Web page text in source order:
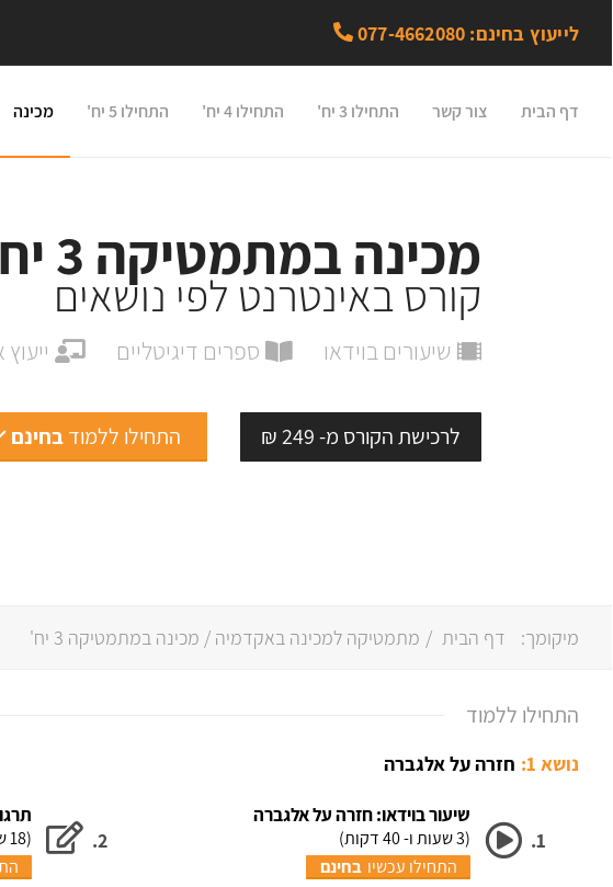
לייעוץ בחינם: 077-4662080
דף הבית צור קשר התחילו 3 יח' התחילו 4 יח' התחילו 5 יח' מכינה
מכינה במתמטיקה 3 יח'
קורס באינטרנט לפי נושאים
שיעורים בוידאו ספרים דיגיטליים
לרכישת הקורס מ- 249 ₪ התחילו ללמודבחינם
מיקומך: דף הבית / מתמטיקה למכינה באקדמיה / מכינה במתמטיקה 3 יח'
התחילו ללמוד
נושא 1: חזרה על אלגברה
1.
שיעור בוידאו: חזרה על אלגברה
(3 שעות ו- 40 דקות)
התחילו עכשיו בחינם
2.
(18 שאלות בסיסיות עם פתרונות מלאים)